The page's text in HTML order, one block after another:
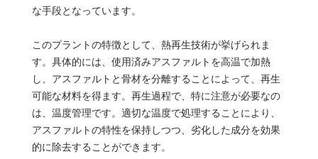
な手段となっています。
このプラントの特徴として、熱再生技術が挙げられま
す。具体的には、使用済みアスファルトを高温で加熱
し、アスファルトと骨材を分離することによって、再生
可能な材料を得ます。再生過程で、特に注意が必要なの
は、温度管理です。適切な温度で処理することにより、
アスファルトの特性を保持しつつ、劣化した成分を効果
的に除去することができます。